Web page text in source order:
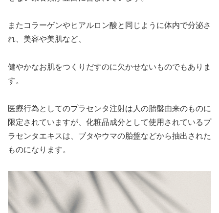
またコラーゲンやヒアルロン酸と同じように体内で分泌さ
れ、美容や美肌など、
健やかなお肌をつくりだすのに欠かせないものでもありま
す。
医療行為としてのプラセンタ注射は人の胎盤由来のものに
限定されていますが、化粧品成分として使用されているプ
ラセンタエキスは、ブタやウマの胎盤などから抽出された
ものになります。